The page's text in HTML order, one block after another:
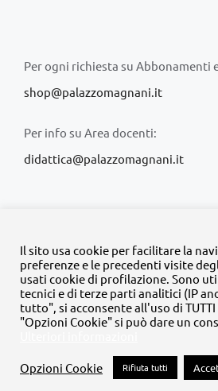
Per ogni richiesta su Abbonamenti
shop@palazzomagnani.it
Per info su Area docenti:
didattica@palazzomagnani.it
© Copyright 2020 -2026 | Tutti i diritti
progetto dellaFondazione
FacebookInstagram
Il sito usa cookie per facilitare la
preferenze e le precedenti visite
usati cookie di profilazione. Sono
tecnici e di terze parti analitici (IP
tutto", si acconsente all'uso di
"Opzioni Cookie" si può dare un
Opzioni Cookie Rifiuta tutti